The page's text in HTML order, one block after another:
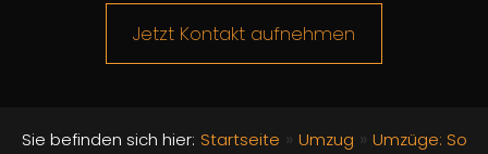
Jetzt Kontakt aufnehmen
Sie befinden sich hier: Startseite » Umzug » Umzüge: So